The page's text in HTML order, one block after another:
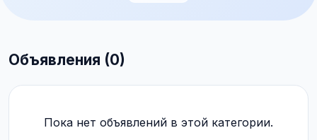
Объявления (0)
Пока нет объявлений в этой категории.